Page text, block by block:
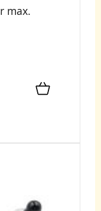
max.